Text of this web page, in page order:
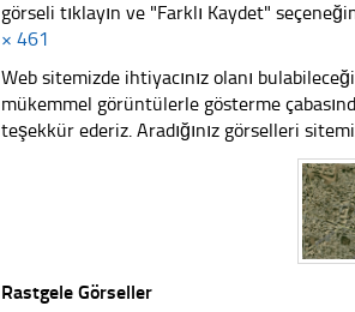
görseli tıklayın ve "Farklı Kaydet"
× 461
Web sitemizde ihtiyacınız olanı
mükemmel görüntülerle gösterme
teşekkür ederiz. Aradığınız görselleri
Rastgele Görseller